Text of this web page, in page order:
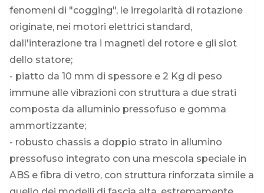
fenomeni di "cogging", le irregolarità di rotazione
originate, nei motori elettrici standard,
dall'interazione tra i magneti del rotore e gli slot
dello statore;
- piatto da 10 mm di spessore e 2 Kg di peso
immune alle vibrazioni con struttura a due strati
composta da alluminio pressofuso e gomma
ammortizzante;
- robusto chassis a doppio strato in allumino
pressofuso integrato con una mescola speciale in
ABS e fibra di vetro, con struttura rinforzata simile a